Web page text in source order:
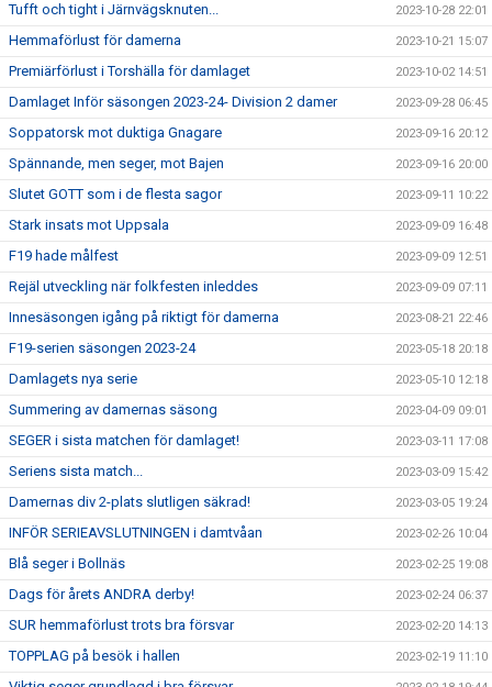
Tufft och tight i Järnvägsknuten... 2023-10-28 22:01
Hemmaförlust för damerna 2023-10-21 15:07
Premiärförlust i Torshälla för damlaget 2023-10-02 14:51
Damlaget Inför säsongen 2023-24- Division 2 damer 2023-09-28 06:45
Soppatorsk mot duktiga Gnagare 2023-09-16 20:12
Spännande, men seger, mot Bajen 2023-09-16 20:00
Slutet GOTT som i de flesta sagor 2023-09-11 10:22
Stark insats mot Uppsala 2023-09-09 16:48
F19 hade målfest 2023-09-09 12:51
Rejäl utveckling när folkfesten inleddes 2023-09-09 07:11
Innesäsongen igång på riktigt för damerna 2023-08-21 22:46
F19-serien säsongen 2023-24 2023-05-18 20:18
Damlagets nya serie 2023-05-10 12:18
Summering av damernas säsong 2023-04-09 09:01
SEGER i sista matchen för damlaget! 2023-03-11 17:08
Seriens sista match... 2023-03-09 15:42
Damernas div 2-plats slutligen säkrad! 2023-03-05 19:24
INFÖR SERIEAVSLUTNINGEN i damtvåan 2023-02-26 10:04
Blå seger i Bollnäs 2023-02-25 19:08
Dags för årets ANDRA derby! 2023-02-24 06:37
SUR hemmaförlust trots bra försvar 2023-02-20 14:13
TOPPLAG på besök i hallen 2023-02-19 11:10